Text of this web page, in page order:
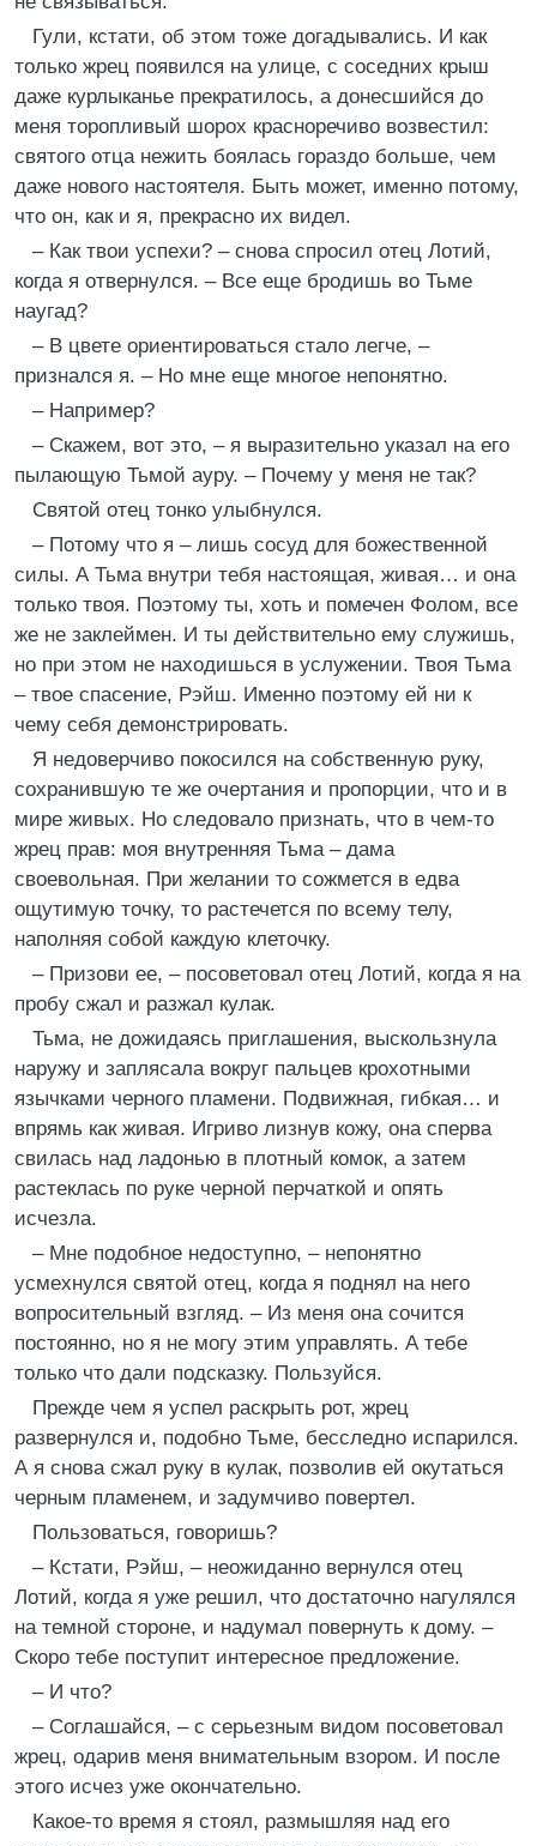
Гули, кстати, об этом тоже догадывались. И как
только жрец появился на улице, с соседних крыш
даже курлыканье прекратилось, а донесшийся до
меня торопливый шорох красноречиво возвестил:
святого отца нежить боялась гораздо больше, чем
даже нового настоятеля. Быть может, именно потому,
что он, как и я, прекрасно их видел.
– Как твои успехи? – снова спросил отец Лотий,
когда я отвернулся. – Все еще бродишь во Тьме
наугад?
– В цвете ориентироваться стало легче, –
признался я. – Но мне еще многое непонятно.
– Например?
– Скажем, вот это, – я выразительно указал на его
пылающую Тьмой ауру. – Почему у меня не так?
Святой отец тонко улыбнулся.
– Потому что я – лишь сосуд для божественной
силы. А Тьма внутри тебя настоящая, живая… и она
только твоя. Поэтому ты, хоть и помечен Фолом, все
же не заклеймен. И ты действительно ему служишь,
но при этом не находишься в услужении. Твоя Тьма
– твое спасение, Рэйш. Именно поэтому ей ни к
чему себя демонстрировать.
Я недоверчиво покосился на собственную руку,
сохранившую те же очертания и пропорции, что и в
мире живых. Но следовало признать, что в чем-то
жрец прав: моя внутренняя Тьма – дама
своевольная. При желании то сожмется в едва
ощутимую точку, то растечется по всему телу,
наполняя собой каждую клеточку.
– Призови ее, – посоветовал отец Лотий, когда я на
пробу сжал и разжал кулак.
Тьма, не дожидаясь приглашения, выскользнула
наружу и заплясала вокруг пальцев крохотными
язычками черного пламени. Подвижная, гибкая… и
впрямь как живая. Игриво лизнув кожу, она сперва
свилась над ладонью в плотный комок, а затем
растеклась по руке черной перчаткой и опять
исчезла.
– Мне подобное недоступно, – непонятно
усмехнулся святой отец, когда я поднял на него
вопросительный взгляд. – Из меня она сочится
постоянно, но я не могу этим управлять. А тебе
только что дали подсказку. Пользуйся.
Прежде чем я успел раскрыть рот, жрец
развернулся и, подобно Тьме, бесследно испарился.
А я снова сжал руку в кулак, позволив ей окутаться
черным пламенем, и задумчиво повертел.
Пользоваться, говоришь?
– Кстати, Рэйш, – неожиданно вернулся отец
Лотий, когда я уже решил, что достаточно нагулялся
на темной стороне, и надумал повернуть к дому. –
Скоро тебе поступит интересное предложение.
– И что?
– Соглашайся, – с серьезным видом посоветовал
жрец, одарив меня внимательным взором. И после
этого исчез уже окончательно.
Какое-то время я стоял, размышляя над его